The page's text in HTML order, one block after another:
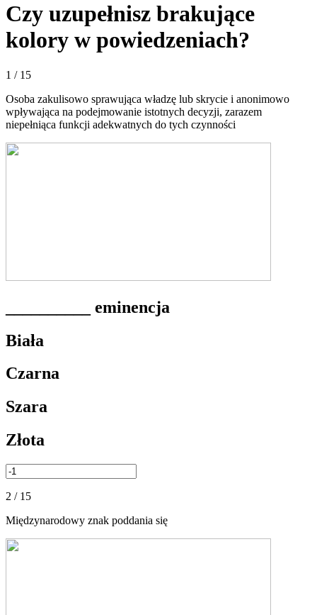
Czy uzupełnisz brakujące
kolory w powiedzeniach?
1 / 15
Osoba zakulisowo sprawująca władzę lub skrycie i anonimowo
wpływająca na podejmowanie istotnych decyzji, zarazem
niepełniąca funkcji adekwatnych do tych czynności
__________ eminencja
Biała
Czarna
Szara
Złota
2 / 15
Międzynarodowy znak poddania się